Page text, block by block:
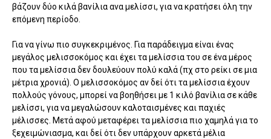
βάζουν δύο κιλά βανίλια ανα μελίσσι, για να κρατήσει όλη την
επόμενη περίοδο.
Για να γίνω πιο συγκεκριμένος. Για παράδειγμα είναι ένας
μεγάλος μελισσοκόμος και έχει τα μελίσσια του σε ένα μέρος
που τα μελίσσια δεν δουλεύουν πολύ καλά (πχ στο ρείκι σε μια
μέτρια χρονιά). Ο μελισσοκόμος αν δεί ότι τα μελίσσια έχουν
πολλούς γόνους, μπορεί να βοηθήσει με 1 κιλό βανίλια σε κάθε
μελίσσι, για να μεγαλώσουν καλοταισμένες και παχιές
μέλισσες. Μετά αφού μεταφέρει τα μελίσσια πιο χαμηλά για το
ξεχειμώνιασμα, και δεί ότι δεν υπάρχουν αρκετά μέλια